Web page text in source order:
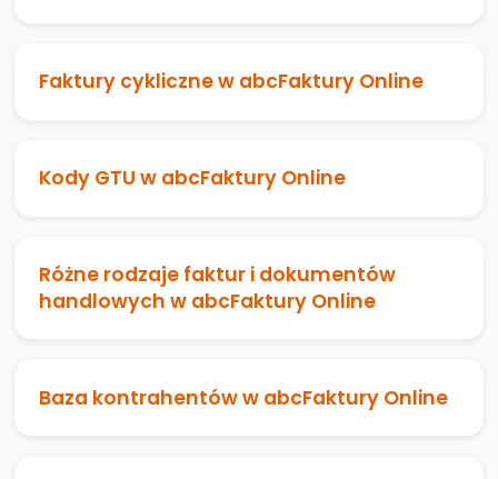
Faktury cykliczne w abcFaktury Online
Kody GTU w abcFaktury Online
Różne rodzaje faktur i dokumentów
handlowych w abcFaktury Online
Baza kontrahentów w abcFaktury Online